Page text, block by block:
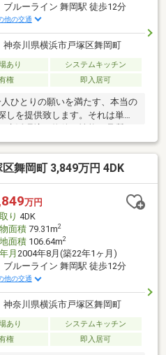
ブルーライン 舞岡駅 徒歩12分
他の交通
神奈川県横浜市戸塚区舞岡町
あり
システムキッチン
権 即入居可
ひとりの願いを満たす、本当の
を提供致します。それは単な
生活環境や物件の性能・品質、
ゆる点の応援をさせていただく
す。そのために、日々多くの情
けております。ご不安なこと
ちばん話しやすいいちばん分か
産ネットワークへCENTURY21
と実績を生かし、最適をご提案
舞岡町 3,849万円 4DK
万円
り 4DK
面積79.31m2
面積106.64m2
月 2004年8月(築22年1ヶ月)
ブルーライン 舞岡駅 徒歩12分
他の交通
神奈川県横浜市戸塚区舞岡町
あり
システムキッチン
権 即入居可